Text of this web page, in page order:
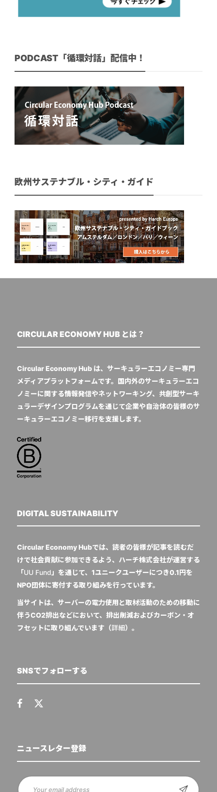
PODCAST「循環対話」配信中！
欧州サステナブル・シティ・ガイド
CIRCULAR ECONOMY HUB とは？
Circular Economy Hub は、サーキュラーエコノミー専門
メディアプラットフォームです。国内外のサーキュラーエコ
ノミーに関する情報発信やネットワーキング、共創型サーキ
ュラーデザインプログラムを通じて企業や自治体の皆様のサ
ーキュラーエコノミー移行を支援します。
DIGITAL SUSTAINABILITY
Circular Economy Hubでは、読者の皆様が記事を読むだ
けで社会貢献に参加できるよう、ハーチ株式会社が運営する
「UU Fund 」を通じて、1ユニークユーザーにつき0.1円を
NPO団体に寄付する取り組みを行っています。
当サイトは、サーバーの電力使用と取材活動のための移動に
伴うCO2排出などにおいて、排出削減およびカーボン・オ
フセットに取り組んでいます（詳細）。
SNSでフォローする
ニュースレター登録